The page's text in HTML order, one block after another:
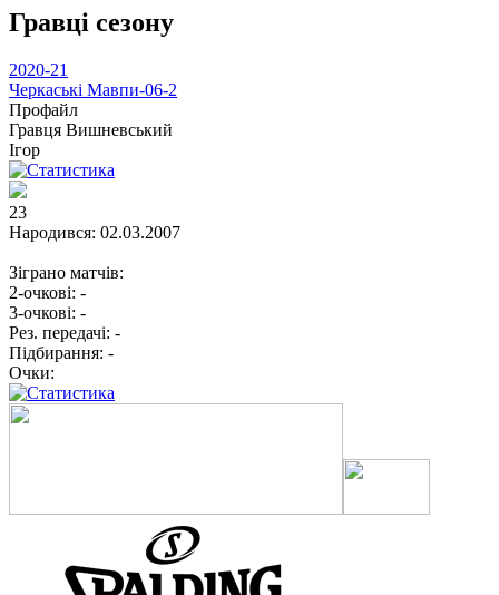
Гравці сезону
2020-21
Черкаські Мавпи-06-2
Профайл
Гравця Вишневський
Ігор
23
Народився: 02.03.2007
Зіграно матчів:
2-очкові: -
3-очкові: -
Рез. передачі: -
Підбирання: -
Очки: